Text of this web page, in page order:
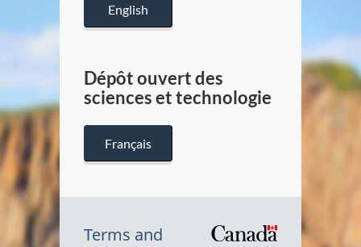
English
Dépôt ouvert des
sciences et technologie
Français
Terms and